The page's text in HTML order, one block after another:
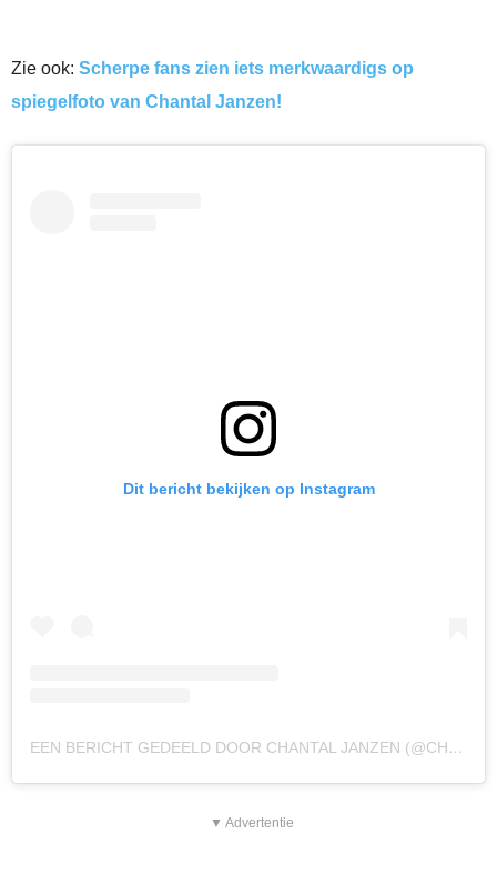
Zie ook: Scherpe fans zien iets merkwaardigs op
spiegelfoto van Chantal Janzen!
Dit bericht bekijken op Instagram
EEN BERICHT GEDEELD DOOR CHANTAL JANZEN (@CHANTALJANZEN.OFFICIAL)
▼ Advertentie